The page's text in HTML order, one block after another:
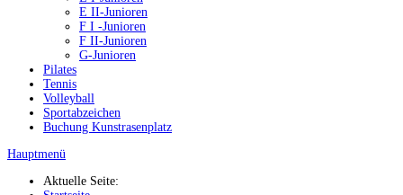
E II-Junioren
F I -Junioren
F II-Junioren
G-Junioren
Pilates
Tennis
Volleyball
Sportabzeichen
Buchung Kunstrasenplatz
Hauptmenü
Aktuelle Seite: